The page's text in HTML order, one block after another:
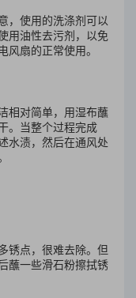
，使用的洗涤剂可以
用油性去污剂，以免
扇的正常使用。
相对简单，用湿布蘸
。当整个过程完成
水渍，然后在通风处
锈点，很难去除。但
蘸一些滑石粉擦拭锈